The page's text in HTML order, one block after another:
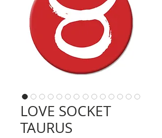
LOVE SOCKET
TAURUS